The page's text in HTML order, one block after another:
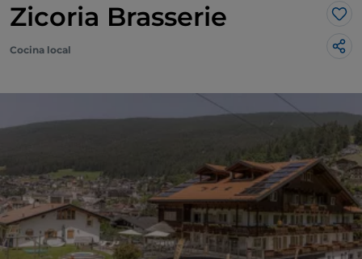
Zicoria Brasserie Me
Cocina local